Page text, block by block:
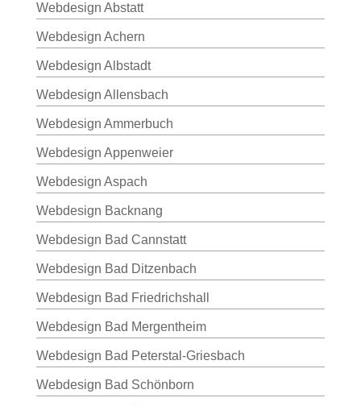
Webdesign Abstatt
Webdesign Achern
Webdesign Albstadt
Webdesign Allensbach
Webdesign Ammerbuch
Webdesign Appenweier
Webdesign Aspach
Webdesign Backnang
Webdesign Bad Cannstatt
Webdesign Bad Ditzenbach
Webdesign Bad Friedrichshall
Webdesign Bad Mergentheim
Webdesign Bad Peterstal-Griesbach
Webdesign Bad Schönborn